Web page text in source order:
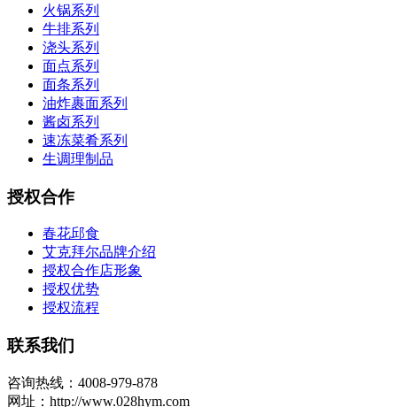
火锅系列
牛排系列
浇头系列
面点系列
面条系列
油炸裹面系列
酱卤系列
速冻菜肴系列
生调理制品
授权合作
春花邱食
艾克拜尔品牌介绍
授权合作店形象
授权优势
授权流程
联系我们
咨询热线：4008-979-878
网址：http://www.028hym.com